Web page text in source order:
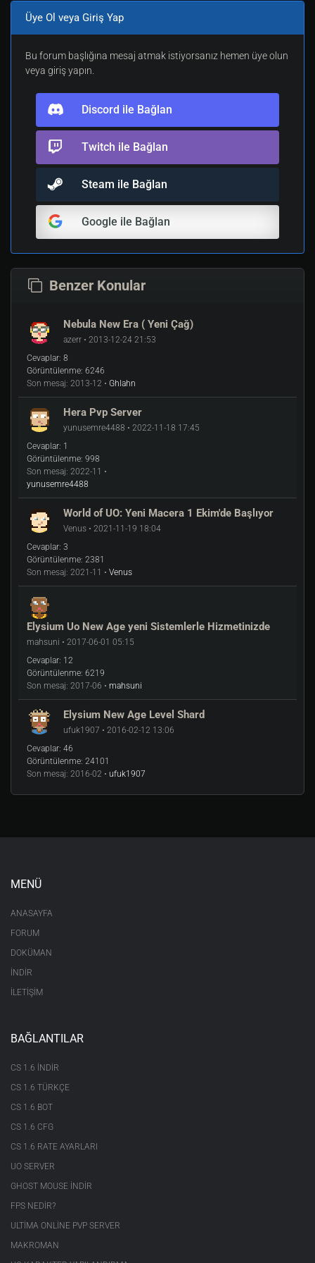
19 19:59, 2 hafta önce)
Üye Ol veya Giriş Yap
Bu forum başlığına mesaj atmak istiyorsanız hemen üye olun
veya giriş yapın.
Discord ile Bağlan
Twitch ile Bağlan
Steam ile Bağlan
Google ile Bağlan
Benzer Konular
Nebula New Era ( Yeni Çağ)
azerr • 2013-12-24 21:53
Cevaplar: 8
Görüntülenme: 6246
Son mesaj: 2013-12 • Ghlahn
Hera Pvp Server
yunusemre4488 • 2022-11-18 17:45
Cevaplar: 1
Görüntülenme: 998
Son mesaj: 2022-11 •
yunusemre4488
World of UO: Yeni Macera 1 Ekim'de Başlıyor
Venus • 2021-11-19 18:04
Cevaplar: 3
Görüntülenme: 2381
Son mesaj: 2021-11 • Venus
Elysium Uo New Age yeni Sistemlerle Hizmetinizde
mahsuni • 2017-06-01 05:15
Cevaplar: 12
Görüntülenme: 6219
Son mesaj: 2017-06 • mahsuni
Elysium New Age Level Shard
ufuk1907 • 2016-02-12 13:06
Cevaplar: 46
Görüntülenme: 24101
Son mesaj: 2016-02 • ufuk1907
MENÜ
ANASAYFA
FORUM
DOKÜMAN
İNDİR
İLETİŞİM
BAĞLANTILAR
CS 1.6 INDIR
CS 1.6 TÜRKÇE
CS 1.6 BOT
CS 1.6 CFG
CS 1.6 RATE AYARLARI
UO SERVER
GHOST MOUSE INDIR
FPS NEDIR?
ULTIMA ONLINE PVP SERVER
MAKROMAN